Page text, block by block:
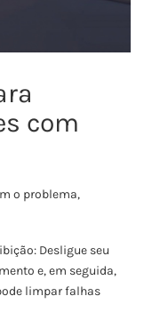
com
o problema,
Desligue seu
e, em seguida,
limpar falhas